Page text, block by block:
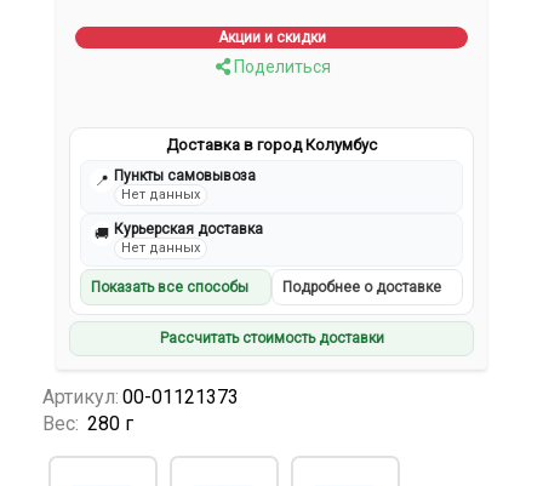
Акции и скидки
Поделиться
Доставка в город Колумбус
📍 Пункты самовывоза
Нет данных
🚚 Курьерская доставка
Нет данных
Показать все способы Подробнее о доставке
Рассчитать стоимость доставки
Артикул: 00-01121373
Вес: 280 г